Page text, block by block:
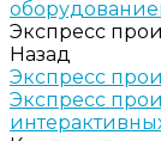
Экспресс
Назад
Экспресс
Экспресс